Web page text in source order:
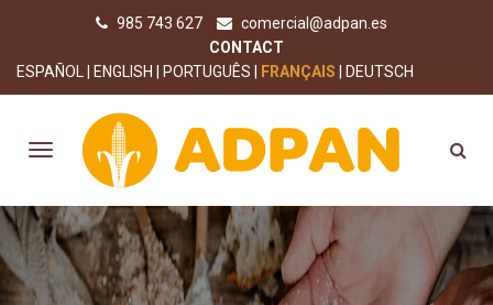
985 743 627
comercial@adpan.es
CONTACT
ESPAÑOL
ENGLISH PORTUGUÊS FRANÇAIS DEUTSCH